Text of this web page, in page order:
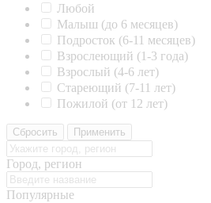
Любой
Малыш (до 6 месяцев)
Подросток (6-11 месяцев)
Взрослеющий (1-3 года)
Взрослый (4-6 лет)
Стареющий (7-11 лет)
Пожилой (от 12 лет)
Сбросить Применить
Город, регион
Популярные